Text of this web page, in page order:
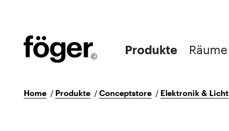
Produkte Räume
Home / Produkte / Conceptstore / Elektronik & Licht